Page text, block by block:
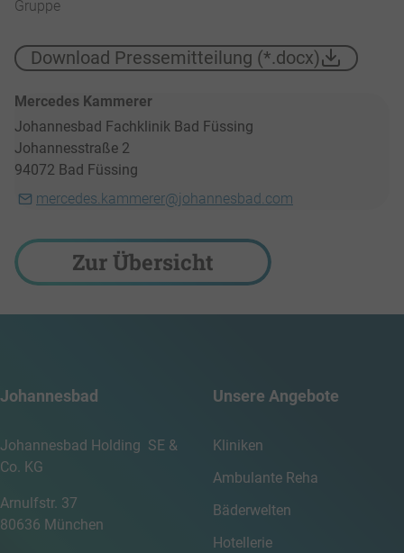
Gruppe
Download Pressemitteilung (*.docx)
Mercedes Kammerer
Johannesbad Fachklinik Bad Füssing
Johannesstraße 2
94072 Bad Füssing
mercedes.kammerer@johannesbad.com
Zur Übersicht
Johannesbad
Johannesbad Holding SE &
Co. KG
Arnulfstr. 37
80636 München
Unsere Angebote
Kliniken
Ambulante Reha
Bäderwelten
Hotellerie